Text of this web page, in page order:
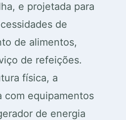
e projetada para
de
de alimentos,
de refeições.
física, a
com equipamentos
de energia